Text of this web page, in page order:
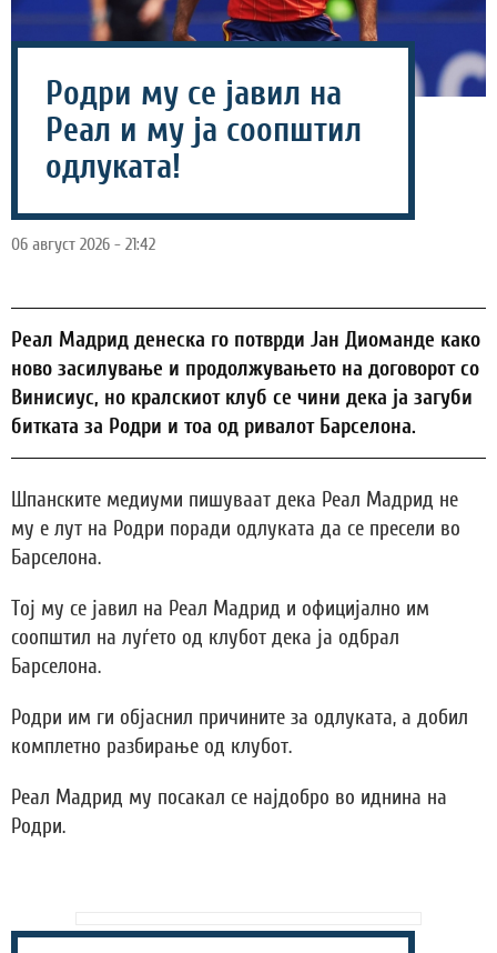
Родри му се јавил на
Реал и му ја соопштил
одлуката!
06 август 2026 - 21:42
Реал Мадрид денеска го потврди Јан Диоманде како
ново засилување и продолжувањето на договорот со
Винисиус, но кралскиот клуб се чини дека ја загуби
битката за Родри и тоа од ривалот Барселона.
Шпанските медиуми пишуваат дека Реал Мадрид не
му е лут на Родри поради одлуката да се пресели во
Барселона.
Тој му се јавил на Реал Мадрид и официјално им
соопштил на луѓето од клубот дека ја одбрал
Барселона.
Родри им ги објаснил причините за одлуката, а добил
комплетно разбирање од клубот.
Реал Мадрид му посакал се најдобро во иднина на
Родри.